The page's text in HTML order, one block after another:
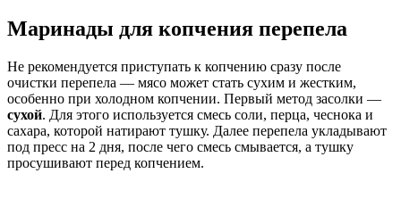
Маринады для копчения перепела
Не рекомендуется приступать к копчению сразу после
очистки перепела — мясо может стать сухим и жестким,
особенно при холодном копчении. Первый метод засолки —
сухой. Для этого используется смесь соли, перца, чеснока и
сахара, которой натирают тушку. Далее перепела укладывают
под пресс на 2 дня, после чего смесь смывается, а тушку
просушивают перед копчением.